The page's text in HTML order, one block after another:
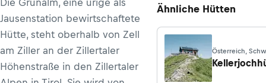
Die Grünalm, eine urige als
Jausenstation bewirtschaftete
Hütte, steht oberhalb von Zell
am Ziller an der Zillertaler
Höhenstraße in den Zillertaler
Ähnliche Hütten
Österreich,